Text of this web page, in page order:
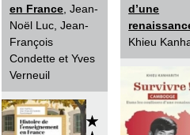
en France , Jean-
Noël Luc, Jean-
François
Condette et Yves
Verneuil
d’une
Khieu